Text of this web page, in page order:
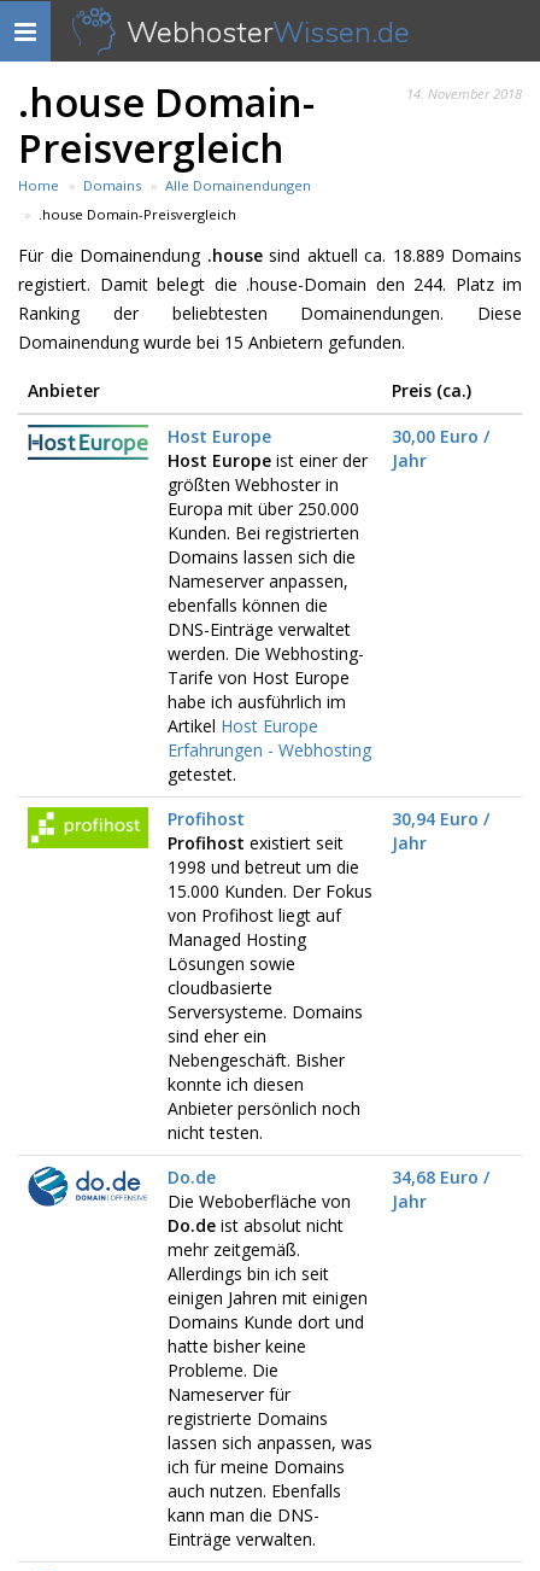
Navigation
anzeigen
WebhosterWissen.de
14. November 2018
.house Domain-
Preisvergleich
Home Domains
Alle Domainendungen
.house Domain-Preisvergleich
Für die Domainendung .housesind aktuell ca. 18.889 Domains
registiert. Damit belegt die .house-Domain den 244. Platz im
Ranking der beliebtesten Domainendungen. Diese
Domainendung wurde bei 15 Anbietern gefunden.
Anbieter
Preis (ca.)
Host Europe
Host Europe ist einer der
größten Webhoster in
Europa mit über 250.000
Kunden. Bei registrierten
Domains lassen sich die
Nameserver anpassen,
ebenfalls können die
DNS-Einträge verwaltet
werden. Die Webhosting-
Tarife von Host Europe
habe ich ausführlich im
Artikel Host Europe
Erfahrungen - Webhosting
getestet.
30,00 Euro /
Jahr
Profihost
Profihost existiert seit
1998 und betreut um die
15.000 Kunden. Der Fokus
von Profihost liegt auf
Managed Hosting
Lösungen sowie
cloudbasierte
Serversysteme. Domains
sind eher ein
Nebengeschäft. Bisher
konnte ich diesen
Anbieter persönlich noch
nicht testen.
30,94 Euro /
Jahr
Do.de
Die Weboberfläche von
Do.de ist absolut nicht
mehr zeitgemäß.
Allerdings bin ich seit
einigen Jahren mit einigen
Domains Kunde dort und
hatte bisher keine
Probleme. Die
Nameserver für
registrierte Domains
lassen sich anpassen, was
ich für meine Domains
auch nutzen. Ebenfalls
kann man die DNS-
Einträge verwalten.
34,68 Euro /
Jahr